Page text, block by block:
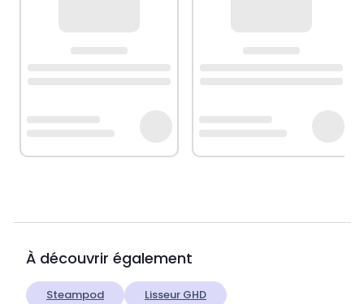
À découvrir également
Steampod
Lisseur GHD